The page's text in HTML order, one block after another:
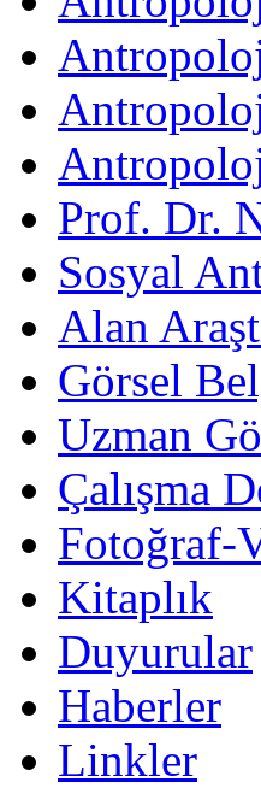
Prof. Dr.
Sosyal
Alan
Görsel
Uzman
Çalışma
Fotoğraf-
Kitaplık
Duyurular
Haberler
Linkler